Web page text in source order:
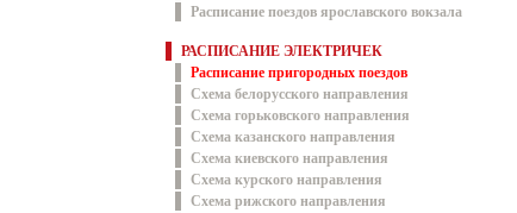
Расписание поездов ярославского вокзала
РАСПИСАНИЕ ЭЛЕКТРИЧЕК
Расписание пригородных поездов
Схема белорусского направления
Схема горьковского направления
Схема казанского направления
Схема киевского направления
Схема курского направления
Схема рижского направления